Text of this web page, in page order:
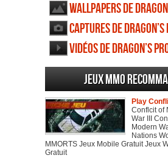
Wallpapers de
Captures de
Vidéos de Dragon’s
Jeux MMO
Play
Conflcit of
War III
Modern
Nations
MMORTS Jeux Mobile Gratuit Jeux
Gratuit